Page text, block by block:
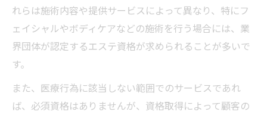
れらは施術内容や提供サービスによって異なり、特にフ
ェイシャルやボディケアなどの施術を行う場合には、業
界団体が認定するエステ資格が求められることが多いで
す。
また、医療行為に該当しない範囲でのサービスであれ
ば、必須資格はありませんが、資格取得によって顧客の